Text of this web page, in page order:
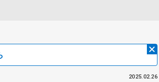
2025.02.26